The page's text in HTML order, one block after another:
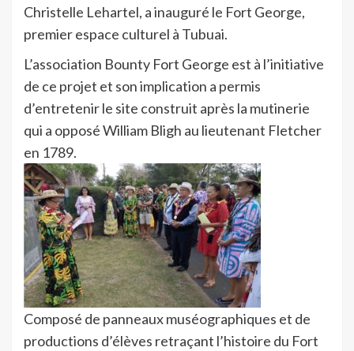
Christelle Lehartel, a inauguré le Fort George,
premier espace culturel à Tubuai.
L’association Bounty Fort George est à l’initiative
de ce projet et son implication a permis
d’entretenir le site construit après la mutinerie
qui a opposé William Bligh au lieutenant Fletcher
en 1789.
Composé de panneaux muséographiques et de
productions d’élèves retraçant l’histoire du Fort